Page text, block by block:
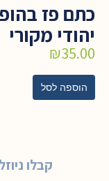
כתם פז
יהודי מקורי
₪35.00
הוספה לסל
קבלו